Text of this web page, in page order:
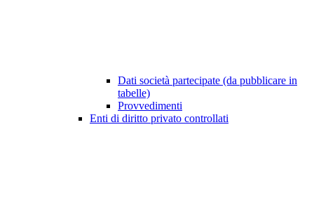
Dati società partecipate (da pubblicare in
tabelle)
Provvedimenti
Enti di diritto privato controllati